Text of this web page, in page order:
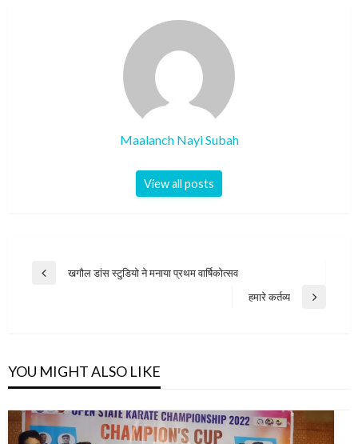
Maalanch Nayi Subah
View all posts
Post
Previous
खगौल डांस स्टुडियो ने मनाया प्रथम वार्षिकोत्सव
Next
हमारे कर्तव्य
YOU MIGHT ALSO LIKE